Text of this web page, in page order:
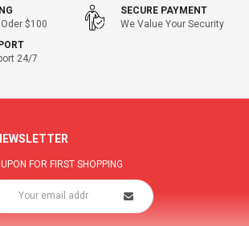
$100
SECURE PAYMENT
We Value Your Security
24/7
FOR FIRST SHOPPING